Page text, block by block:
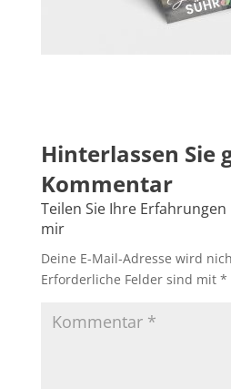
Deine E-Mail-Adresse wird
Erforderliche Felder sind mit *